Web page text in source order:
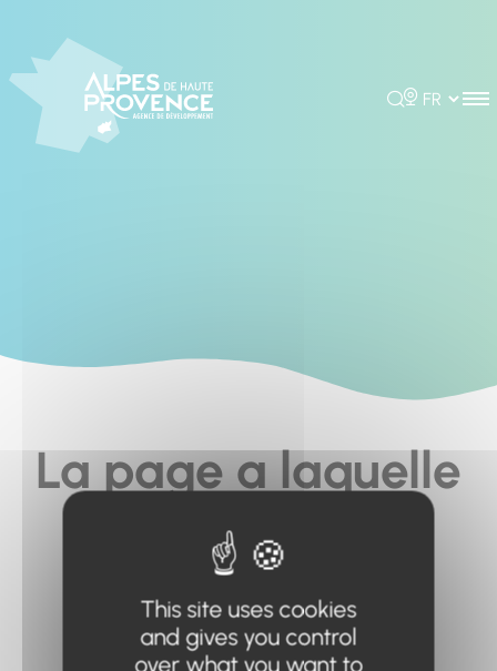
Rechercher
Choisir la
La page a laquelle
vous cherchez à
accéder n'existe
pas... ou plus.
This site uses cookies
and gives you control
over what you want to